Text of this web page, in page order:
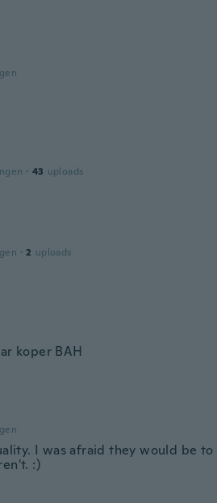
· 43 uploads
· 2 uploads
koper BAH
I was afraid they would be to
:)